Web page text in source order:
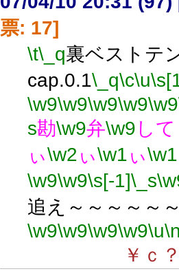
票: 17]
\t\_q裏ベストテ
cap.0.1\_q\c\u
\w9\w9\w9\w9\w9
s勘\w9弁\w9 し
ぃ\w2ぃ\w1ぃ\w1
\w9\w9\s[-1]\_s
追え～～～～～
\w9\w9\w9\w9\u
￥ｃ